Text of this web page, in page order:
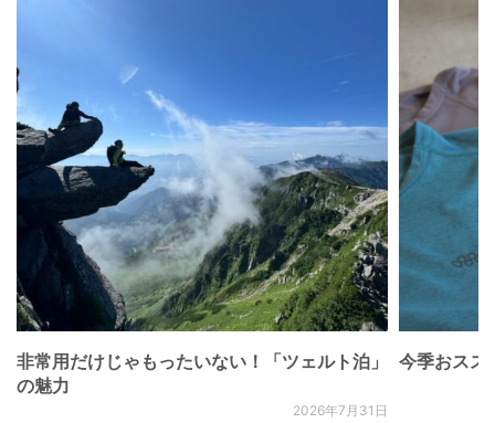
非常用だけじゃもったいない！「ツェルト泊」
の魅力
2026年7月31日
今季おスス